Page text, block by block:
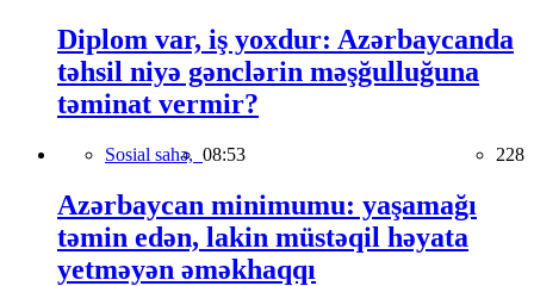
Diplom var, iş yoxdur: Azərbaycanda
təhsil niyə gənclərin məşğulluğuna
təminat vermir?
Sosial sahə, 08:53 228
Azərbaycan minimumu: yaşamağı
təmin edən, lakin müstəqil həyata
yetməyən əməkhaqqı